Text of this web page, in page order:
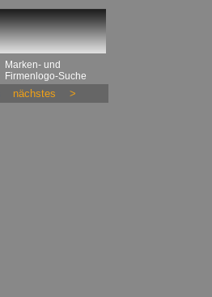
Marken- und
Firmenlogo-Suche
nächstes >